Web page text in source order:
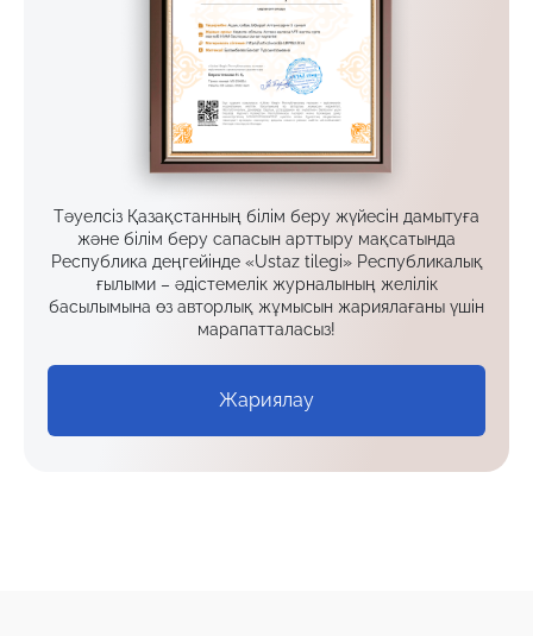
Тәуелсіз Қазақстанның білім беру жүйесін дамытуға
және білім беру сапасын арттыру мақсатында
Республика деңгейінде «Ustaz tilegi» Республикалық
ғылыми – әдістемелік журналының желілік
басылымына өз авторлық жұмысын жариялағаны үшін
марапатталасыз!
Жариялау